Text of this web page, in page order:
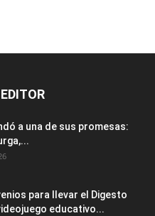
a una de sus promesas:
para llevar el Digesto
educativo...